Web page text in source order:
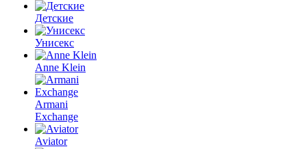
Детские
Унисекс
Anne Klein
Armani
Exchange
Aviator